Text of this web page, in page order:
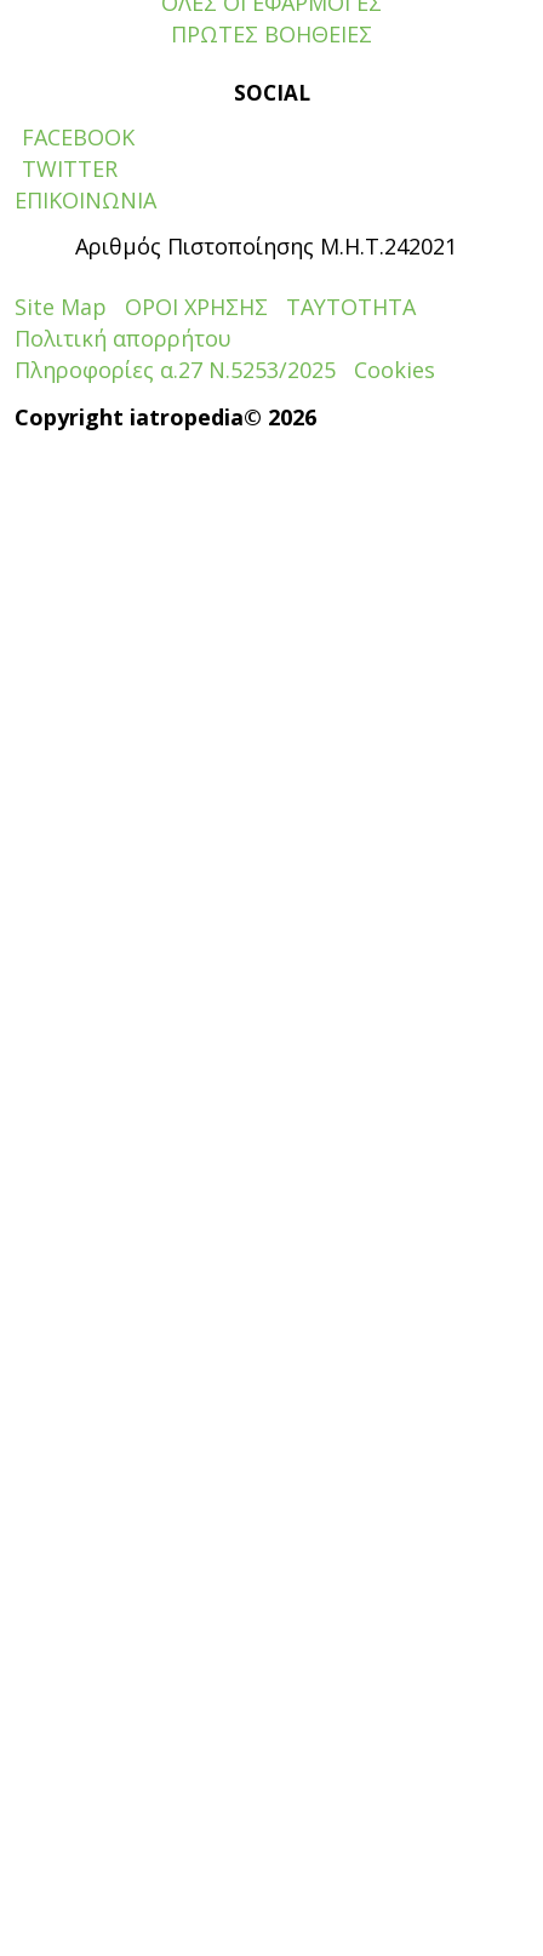
ΠΡΩΤΕΣ ΒΟΗΘΕΙΕΣ
SOCIAL
FACEBOOK
TWITTER
ΕΠΙΚΟΙΝΩΝΙΑ
Αριθμός Πιστοποίησης Μ.Η.Τ.242021
Site Map ΟΡΟΙ ΧΡΗΣΗΣ
ΤΑΥΤΟΤΗΤΑ
Πολιτική απορρήτου
Πληροφορίες α.27 Ν.5253/2025
Cookies
Copyright iatropedia© 2026